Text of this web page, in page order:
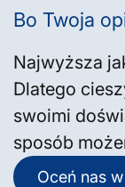
Bo Twoja
Najwyższa
Dlatego
swoimi
sposób
Oceń nas